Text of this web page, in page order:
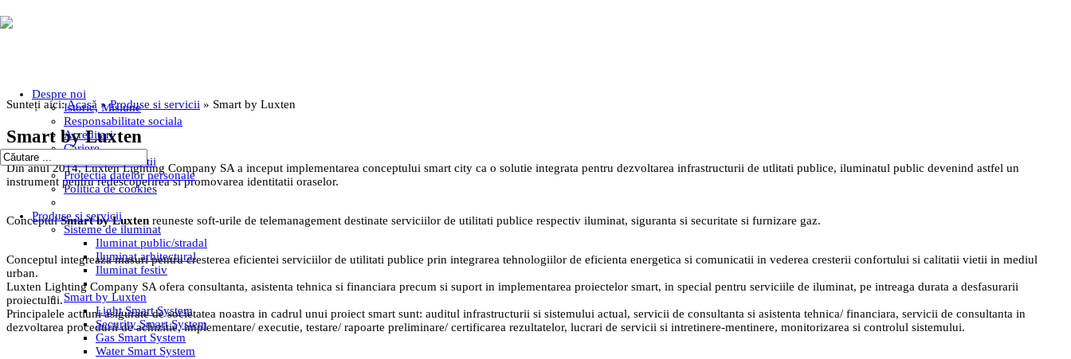
Despre noi
Istoric, Misiune
Responsabilitate sociala
Acreditari
Cariere
Termeni si conditii
Protectia datelor personale
Politica de cookies
Produse si servicii
Sisteme de iluminat
Iluminat public/stradal
Iluminat arhitectural
Iluminat festiv
Smart by Luxten
Light Smart System
Security Smart System
Gas Smart System
Water Smart System
Sunteți aici:Acasă »Produse si servicii » Smart by Luxten
Smart by Luxten
Din anul 2014, Luxten Lighting Company SA a inceput implementarea conceptului smart city ca o solutie integrata pentru dezvoltarea infrastructurii de utlitati publice, iluminatul public devenind astfel un
instrument pentru redescoperirea si promovarea identitatii oraselor.
ConceptulSmart by Luxten reuneste soft-urile de telemanagement destinate serviciilor de utilitati publice respectiv iluminat, siguranta si securitate si furnizare gaz.
Conceptul integreaza masuri pentru cresterea eficientei serviciilor de utilitati publice prin integrarea tehnologiilor de eficienta energetica si comunicatii in vederea cresterii confortului si calitatii vietii in mediul
urban.
Luxten Lighting Company SA ofera consultanta, asistenta tehnica si financiara precum si suport in implementarea proiectelor smart, in special pentru serviciile de iluminat, pe intreaga durata a desfasurarii
proiectului.
Principalele actiuni asigurate de societatea noastra in cadrul unui proiect smart sunt: auditul infrastructurii si sistemului actual, servicii de consultanta si asistenta tehnica/ financiara, servicii de consultanta in
dezvoltarea procedurii de achizitie, implementare/ executie, testare/ rapoarte preliminare/ certificarea rezultatelor, lucrari de servicii si intretinere-mentinere, monitorizarea si controlul sistemului.